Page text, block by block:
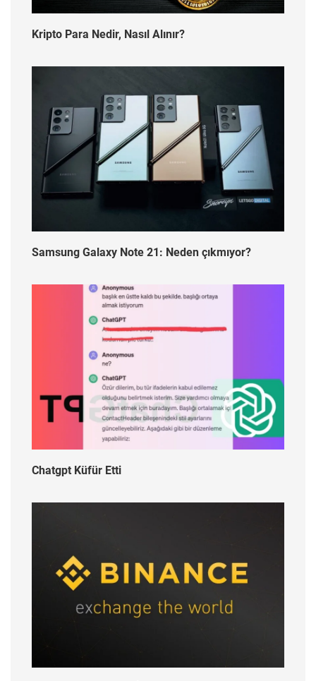
Kripto Para Nedir, Nasıl Alınır?
Samsung Galaxy Note 21: Neden çıkmıyor?
Chatgpt Küfür Etti